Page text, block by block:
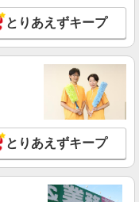
詳細を見る
S-T2）
とりあえずキープ
とりあえずキープ